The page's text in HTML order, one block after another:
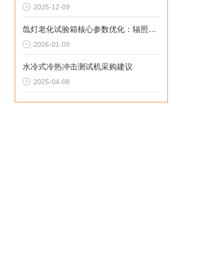
2025-12-09
氙灯老化试验箱核心参数优化：辐照度、温度、湿度的精准控制策略
2026-01-09
水冷式冷热冲击测试机采购建议
2025-04-08